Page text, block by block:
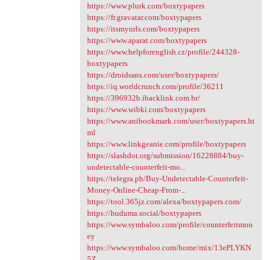
https://www.plurk.com/boxtypapers
https://fr.gravatar.com/boxtypapers
https://itsmyurls.com/boxtypapers
https://www.aparat.com/boxtypapers
https://www.helpforenglish.cz/profile/244328-
boxtypapers
https://droidsans.com/user/boxtypapers/
https://iq.worldcrunch.com/profile/36211
https://396932b.ibacklink.com.br/
https://www.wibki.com/boxtypapers
https://www.anibookmark.com/user/boxtypapers.ht
ml
https://www.linkgeanie.com/profile/boxtypapers
https://slashdot.org/submission/16228884/buy-
undetectable-counterfeit-mo...
https://telegra.ph/Buy-Undetectable-Counterfeit-
Money-Online-Cheap-From-...
https://tool.365jz.com/alexa/boxtypapers.com/
https://huduma.social/boxtypapers
https://www.symbaloo.com/profile/counterfeitmon
ey
https://www.symbaloo.com/home/mix/13ePLYKN